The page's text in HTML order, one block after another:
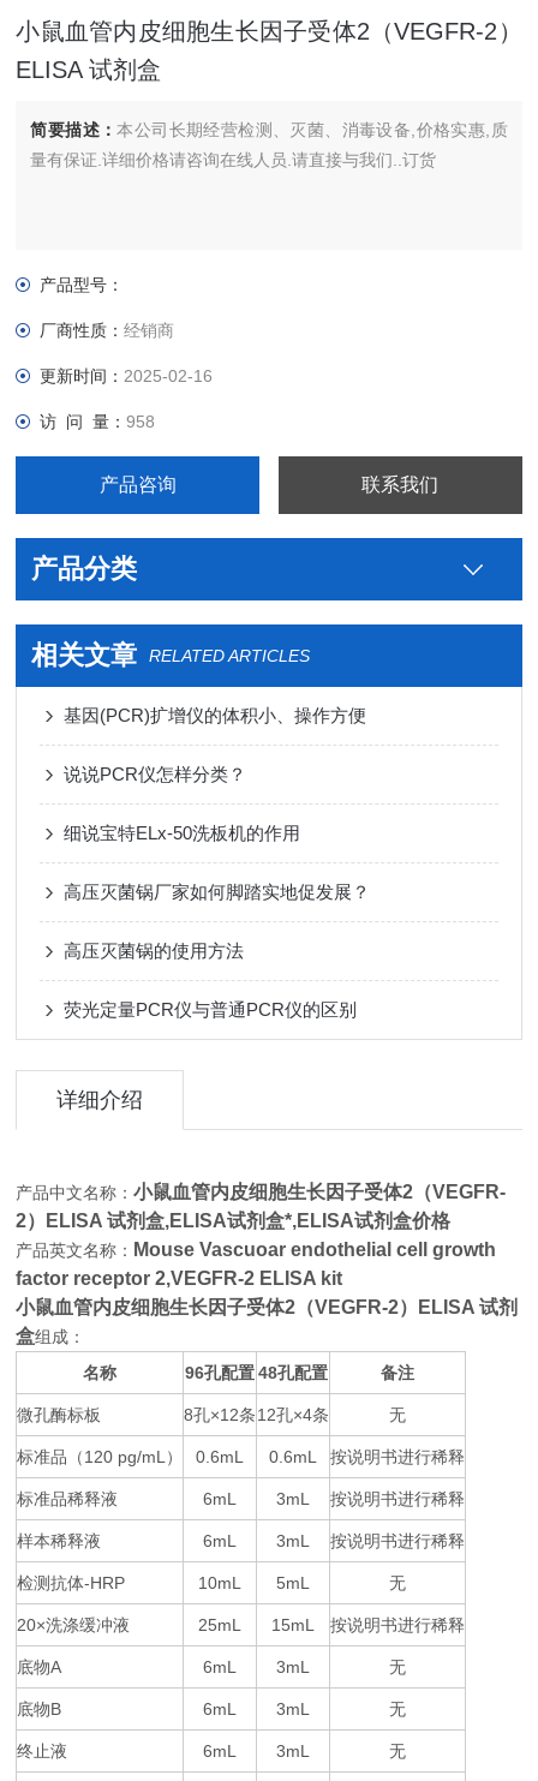
小鼠血管内皮细胞生长因子受体2（VEGFR-2）
ELISA 试剂盒
简要描述：本公司长期经营检测、灭菌、消毒设备,价格实惠,质
量有保证.详细价格请咨询在线人员.请直接与我们..订货
产品型号：
厂商性质：经销商
更新时间： 2025-02-16
访 问 量：958
产品咨询 联系我们
产品分类
相关文章 RELATED ARTICLES
基因(PCR)扩增仪的体积小、操作方便
说说PCR仪怎样分类？
细说宝特ELx-50洗板机的作用
高压灭菌锅厂家如何脚踏实地促发展？
高压灭菌锅的使用方法
荧光定量PCR仪与普通PCR仪的区别
详细介绍
产品中文名称：小鼠血管内皮细胞生长因子受体2（VEGFR-
2）ELISA 试剂盒,ELISA试剂盒*,ELISA试剂盒价格
产品英文名称： Mouse Vascuoar endothelial cell growth
factor receptor 2,VEGFR-2 ELISA kit
小鼠血管内皮细胞生长因子受体2（VEGFR-2）ELISA 试剂
盒组成：
名称
96孔配置 48孔配置 备注
微孔酶标板 8孔×12条 12孔×4条 无
标准品（120 pg/mL ） 0.6mL 0.6mL 按说明书进行稀释
标准品稀释液 6mL 3mL 按说明书进行稀释
样本稀释液 6mL 3mL 按说明书进行稀释
检测抗体-HRP 10mL 5mL 无
20×洗涤缓冲液 25mL 15mL 按说明书进行稀释
底物A 6mL 3mL 无
底物B 6mL 3mL 无
终止液 6mL 3mL 无